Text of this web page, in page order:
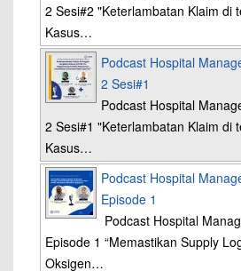
2 Sesi#2 "Keterlambatan Klaim di
Kasus…
Podcast Hospital
2 Sesi#1
Podcast Hospital
2 Sesi#1 "Keterlambatan Klaim di
Kasus…
Podcast Hospital
Episode 1
Podcast Hospital
Episode 1 “Memastikan Supply
Oksigen…